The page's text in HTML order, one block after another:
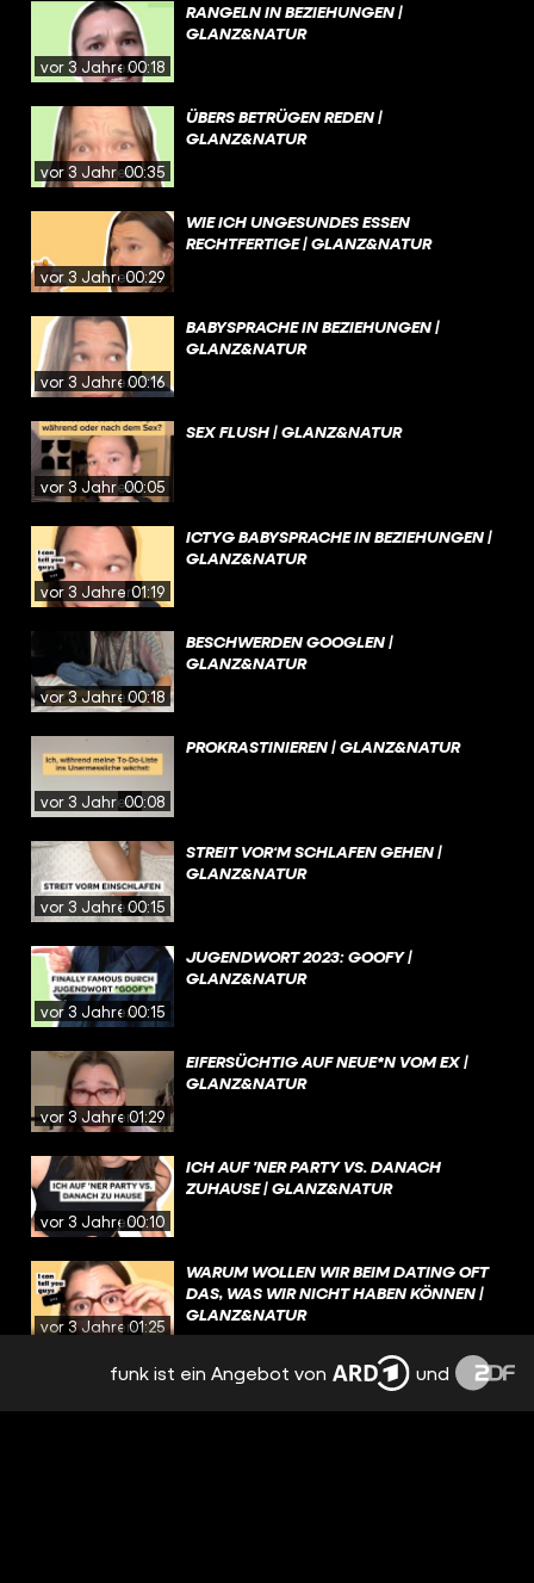
vor 3 Jahren00:18
RANGELN IN BEZIEHUNGEN |
GLANZ&NATUR
vor 3 Jahren00:35
ÜBERS BETRÜGEN REDEN |
GLANZ&NATUR
vor 3 Jahren00:29
WIE ICH UNGESUNDES ESSEN
RECHTFERTIGE | GLANZ&NATUR
vor 3 Jahren00:16
BABYSPRACHE IN BEZIEHUNGEN |
GLANZ&NATUR
vor 3 Jahren00:05
SEX FLUSH | GLANZ&NATUR
vor 3 Jahren01:19
ICTYG BABYSPRACHE IN BEZIEHUNGEN |
GLANZ&NATUR
vor 3 Jahren00:18
BESCHWERDEN GOOGLEN |
GLANZ&NATUR
vor 3 Jahren00:08
PROKRASTINIEREN | GLANZ&NATUR
vor 3 Jahren00:15
STREIT VOR‘M SCHLAFEN GEHEN |
GLANZ&NATUR
vor 3 Jahren00:15
JUGENDWORT 2023: GOOFY |
GLANZ&NATUR
vor 3 Jahren01:29
EIFERSÜCHTIG AUF NEUE*N VOM EX |
GLANZ&NATUR
vor 3 Jahren00:10
ICH AUF 'NER PARTY VS. DANACH
ZUHAUSE | GLANZ&NATUR
vor 3 Jahren01:25
WARUM WOLLEN WIR BEIM DATING OFT
DAS, WAS WIR NICHT HABEN KÖNNEN |
GLANZ&NATUR
NERVIGE EIGENSCHAFTEN |
funk ist ein Angebot von und